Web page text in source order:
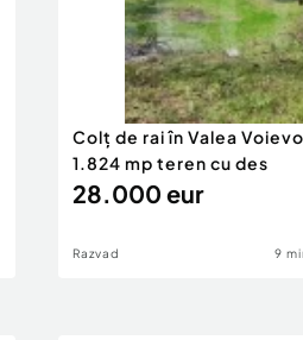
Colț de rai în Valea
1.824 mp teren cu des
28.000 eur
Razvad 9